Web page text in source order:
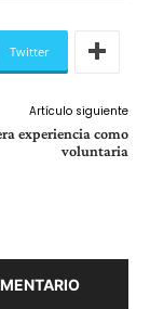
Twitter
Artículo siguiente
experiencia como
voluntaria